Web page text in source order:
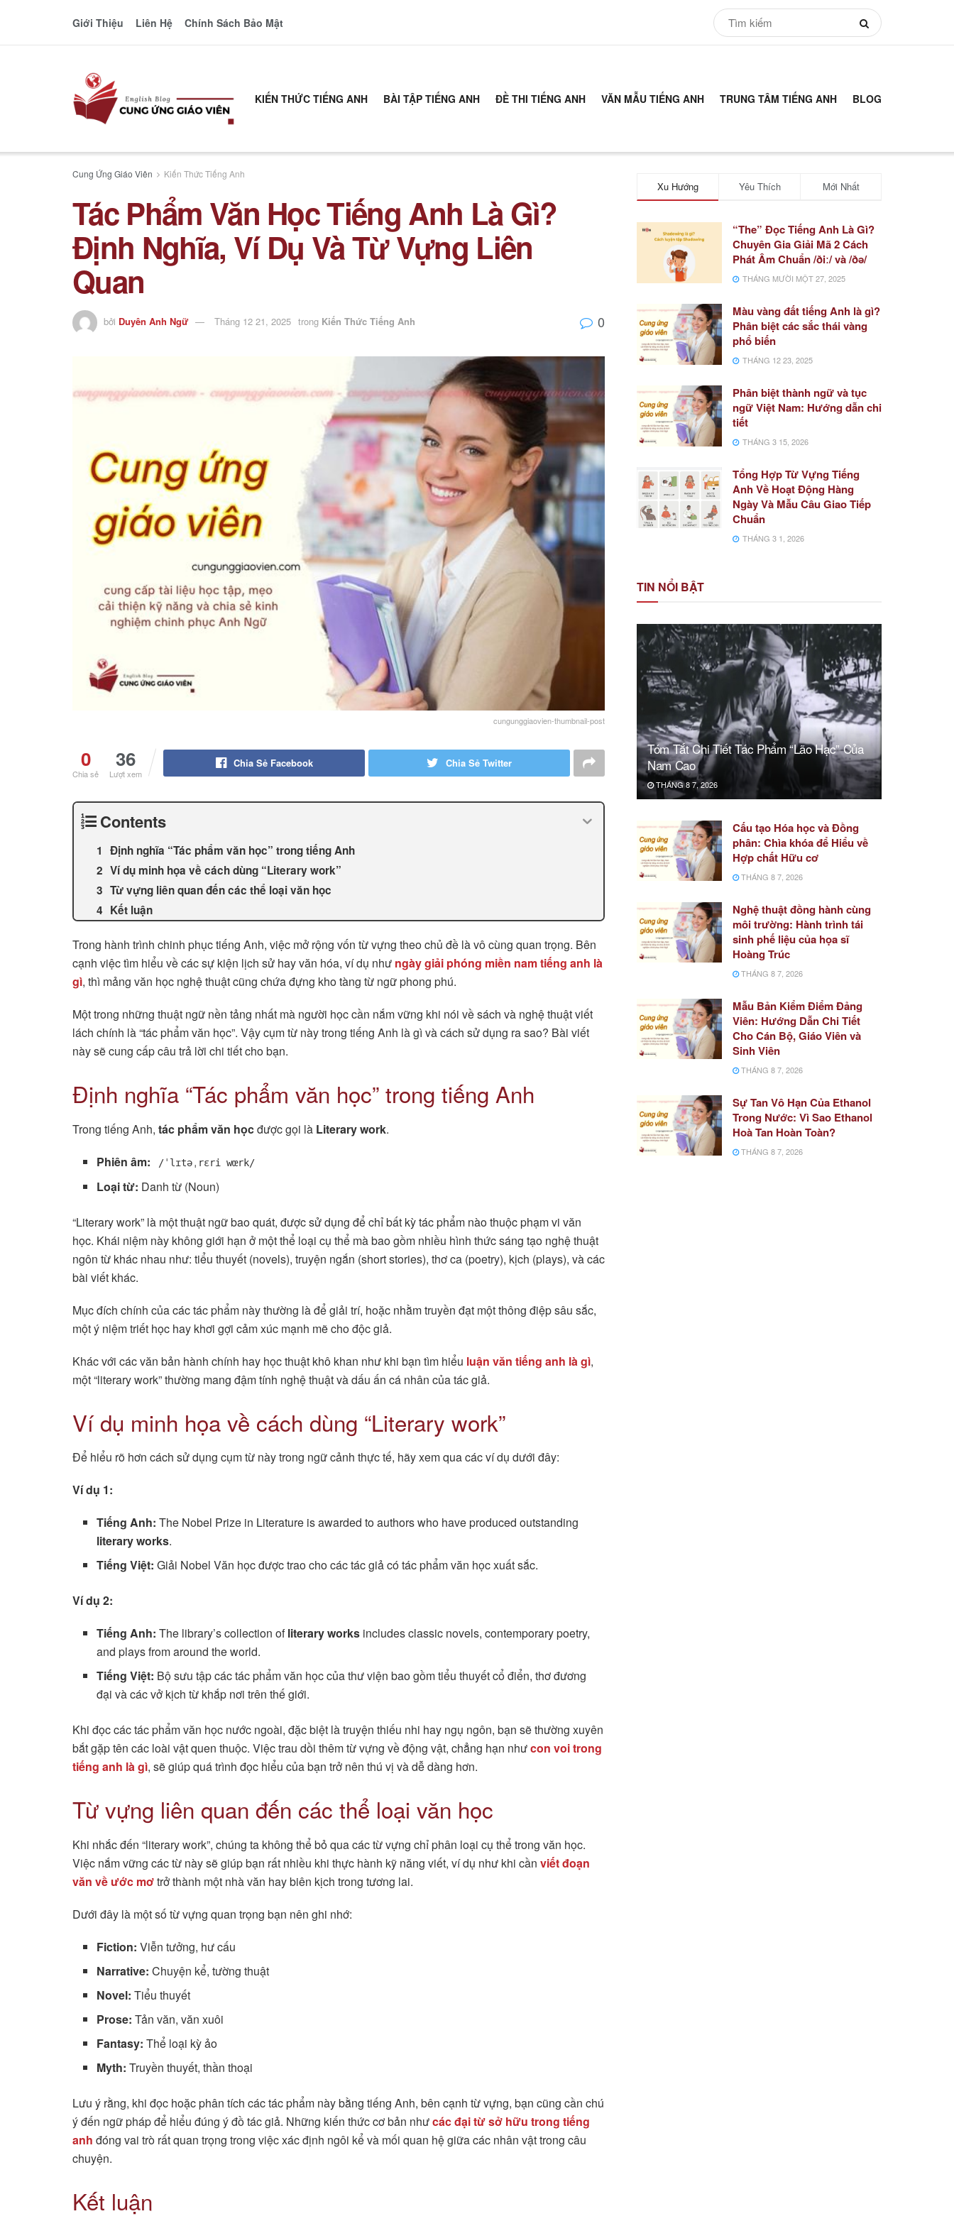
Giới Thiệu Liên Hệ Chính Sách Bảo Mật
KIẾN THỨC TIẾNG ANH BÀI TẬP TIẾNG ANH ĐỀ THI TIẾNG ANH VĂN MẪU TIẾNG ANH TRUNG TÂM TIẾNG ANH BLOG
Cung Ứng Giáo Viên Kiến Thức Tiếng Anh
Tác Phẩm Văn Học Tiếng Anh Là Gì?
Định Nghĩa, Ví Dụ Và Từ Vựng Liên
Quan
bởi Duyên Anh Ngữ Tháng 12 21, 2025 trong Kiến Thức Tiếng Anh 0
cungunggiaovien-thumbnail-post
0
Chia sẻ
36
Lượt xem
Chia Sẻ Facebook Chia Sẻ Twitter
Contents
Định nghĩa “Tác phẩm văn học” trong tiếng Anh
Ví dụ minh họa về cách dùng “Literary work”
Từ vựng liên quan đến các thể loại văn học
Kết luận
Trong hành trình chinh phục tiếng Anh, việc mở rộng vốn từ vựng theo chủ đề là vô cùng quan trọng. Bên
cạnh việc tìm hiểu về các sự kiện lịch sử hay văn hóa, ví dụ như ngày giải phóng miền nam tiếng anh là
gì, thì mảng văn học nghệ thuật cũng chứa đựng kho tàng từ ngữ phong phú.
Một trong những thuật ngữ nền tảng nhất mà người học cần nắm vững khi nói về sách và nghệ thuật viết
lách chính là “tác phẩm văn học”. Vậy cụm từ này trong tiếng Anh là gì và cách sử dụng ra sao? Bài viết
này sẽ cung cấp câu trả lời chi tiết cho bạn.
Định nghĩa “Tác phẩm văn học” trong tiếng Anh
Trong tiếng Anh, tác phẩm văn họcđược gọi là Literary work.
Phiên âm:
/ˈlɪtəˌrɛri wœrk/
Loại từ: Danh từ (Noun)
“Literary work” là một thuật ngữ bao quát, được sử dụng để chỉ bất kỳ tác phẩm nào thuộc phạm vi văn
học. Khái niệm này không giới hạn ở một thể loại cụ thể mà bao gồm nhiều hình thức sáng tạo nghệ thuật
ngôn từ khác nhau như: tiểu thuyết (novels), truyện ngắn (short stories), thơ ca (poetry), kịch (plays), và các
bài viết khác.
Mục đích chính của các tác phẩm này thường là để giải trí, hoặc nhằm truyền đạt một thông điệp sâu sắc,
một ý niệm triết học hay khơi gợi cảm xúc mạnh mẽ cho độc giả.
Khác với các văn bản hành chính hay học thuật khô khan như khi bạn tìm hiểu luận văn tiếng anh là gì,
một “literary work” thường mang đậm tính nghệ thuật và dấu ấn cá nhân của tác giả.
Ví dụ minh họa về cách dùng “Literary work”
Để hiểu rõ hơn cách sử dụng cụm từ này trong ngữ cảnh thực tế, hãy xem qua các ví dụ dưới đây:
Ví dụ 1:
Tiếng Anh: The Nobel Prize in Literature is awarded to authors who have produced outstanding
literary works.
Tiếng Việt: Giải Nobel Văn học được trao cho các tác giả có tác phẩm văn học xuất sắc.
Ví dụ 2:
Tiếng Anh: The library’s collection ofliterary works includes classic novels, contemporary poetry,
and plays from around the world.
Tiếng Việt: Bộ sưu tập các tác phẩm văn học của thư viện bao gồm tiểu thuyết cổ điển, thơ đương
đại và các vở kịch từ khắp nơi trên thế giới.
Khi đọc các tác phẩm văn học nước ngoài, đặc biệt là truyện thiếu nhi hay ngụ ngôn, bạn sẽ thường xuyên
bắt gặp tên các loài vật quen thuộc. Việc trau dồi thêm từ vựng về động vật, chẳng hạn nhưcon voi trong
tiếng anh là gì, sẽ giúp quá trình đọc hiểu của bạn trở nên thú vị và dễ dàng hơn.
Từ vựng liên quan đến các thể loại văn học
Khi nhắc đến “literary work”, chúng ta không thể bỏ qua các từ vựng chỉ phân loại cụ thể trong văn học.
Việc nắm vững các từ này sẽ giúp bạn rất nhiều khi thực hành kỹ năng viết, ví dụ như khi cần viết đoạn
văn về ước mơtrở thành một nhà văn hay biên kịch trong tương lai.
Dưới đây là một số từ vựng quan trọng bạn nên ghi nhớ:
Fiction: Viễn tưởng, hư cấu
Narrative: Chuyện kể, tường thuật
Novel: Tiểu thuyết
Prose: Tản văn, văn xuôi
Fantasy: Thể loại kỳ ảo
Myth: Truyền thuyết, thần thoại
Lưu ý rằng, khi đọc hoặc phân tích các tác phẩm này bằng tiếng Anh, bên cạnh từ vựng, bạn cũng cần chú
ý đến ngữ pháp để hiểu đúng ý đồ tác giả. Những kiến thức cơ bản nhưcác đại từ sở hữu trong tiếng
anh đóng vai trò rất quan trọng trong việc xác định ngôi kể và mối quan hệ giữa các nhân vật trong câu
chuyện.
Kết luận
Xu Hướng Yêu Thích Mới Nhất
“The” Đọc Tiếng Anh Là Gì?
Chuyên Gia Giải Mã 2 Cách
Phát Âm Chuẩn /ðiː/ và /ðə/
THÁNG MƯỜI MỘT 27, 2025
Màu vàng đất tiếng Anh là gì?
Phân biệt các sắc thái vàng
phổ biến
THÁNG 12 23, 2025
Phân biệt thành ngữ và tục
ngữ Việt Nam: Hướng dẫn chi
tiết
THÁNG 3 15, 2026
Tổng Hợp Từ Vựng Tiếng
Anh Về Hoạt Động Hàng
Ngày Và Mẫu Câu Giao Tiếp
Chuẩn
THÁNG 3 1, 2026
TIN NỔI BẬT
Tóm Tắt Chi Tiết Tác Phẩm “Lão Hạc” Của
Nam Cao
THÁNG 8 7, 2026
Cấu tạo Hóa học và Đồng
phân: Chìa khóa để Hiểu về
Hợp chất Hữu cơ
THÁNG 8 7, 2026
Nghệ thuật đồng hành cùng
môi trường: Hành trình tái
sinh phế liệu của họa sĩ
Hoàng Trúc
THÁNG 8 7, 2026
Mẫu Bản Kiểm Điểm Đảng
Viên: Hướng Dẫn Chi Tiết
Cho Cán Bộ, Giáo Viên và
Sinh Viên
THÁNG 8 7, 2026
Sự Tan Vô Hạn Của Ethanol
Trong Nước: Vì Sao Ethanol
Hoà Tan Hoàn Toàn?
THÁNG 8 7, 2026